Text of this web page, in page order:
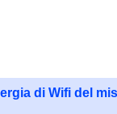
di Wifi del